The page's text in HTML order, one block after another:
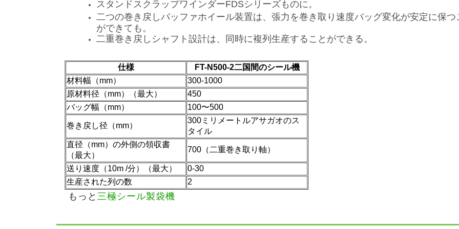
スタンドスクラップワインダーFDSシリーズものに。
二つの巻き戻しバッファホイール装置は、張力を巻き取り速度バッグ変化が安定に保つ
ができても。
二重巻き戻しシャフト設計は、同時に複列生産することができる。
仕様
FT-N500-2二国間のシール機
材料幅（mm）
300-1000
原材料径（mm）（最大）
450
バッグ幅（mm）
100〜500
巻き戻し径（mm）
300ミリメートルアサガオのス
タイル
直径（mm）の外側の領収書
（最大）
700（二重巻き取り軸）
送り速度（10m /分）（最大）
0-30
生産された列の数
2
もっと三極シール製袋機